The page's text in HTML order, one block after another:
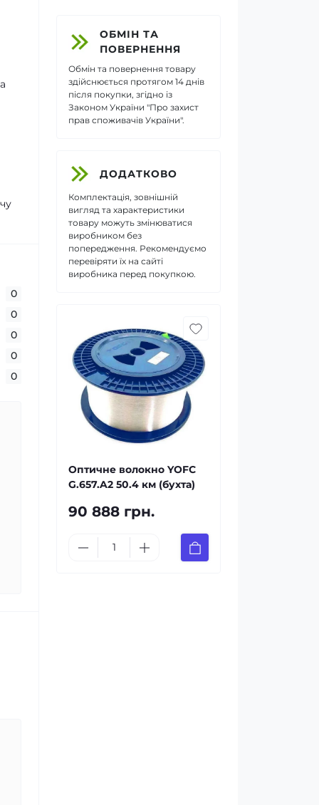
0
0
0
0
0
ОБМІН ТА
ПОВЕРНЕННЯ
Обмін та повернення товару
здійснюється протягом 14 днів
після покупки, згідно із
Законом України "Про захист
прав споживачів України".
ДОДАТКОВО
Комплектація, зовнішній
вигляд та характеристики
товару можуть змінюватися
виробником без
попередження. Рекомендуємо
перевіряти їх на сайті
виробника перед покупкою.
Оптичне волокно YOFC
G.657.A2 50.4 км (бухта)
90 888 грн.